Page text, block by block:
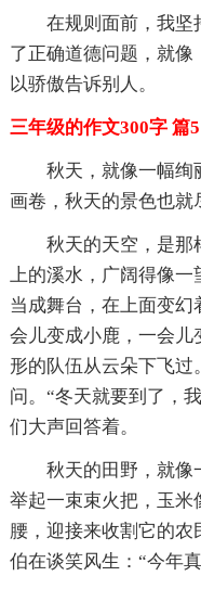
在规则面前，我坚
了正确道德问题，就
以骄傲告诉别人。
三年级的作文300字 篇5
秋天，就像一幅绚
画卷，秋天的景色也就
秋天的天空，是那
上的溪水，广阔得像
当成舞台，在上面变
会儿变成小鹿，一会
形的队伍从云朵下飞过
问。“冬天就要到了，
们大声回答着。
秋天的田野，就像
举起一束束火把，玉
腰，迎接来收割它的
伯在谈笑风生：“今年